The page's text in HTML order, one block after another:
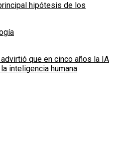
hipótesis de los
que en cinco años la IA
inteligencia humana